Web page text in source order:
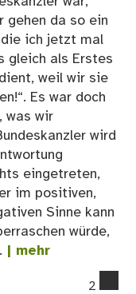
gehen da so ein
ich jetzt mal
gleich als Erstes
weil wir sie
Es war doch
was wir
wird
eingetreten,
im positiven,
Sinne kann
würde,
| mehr
2